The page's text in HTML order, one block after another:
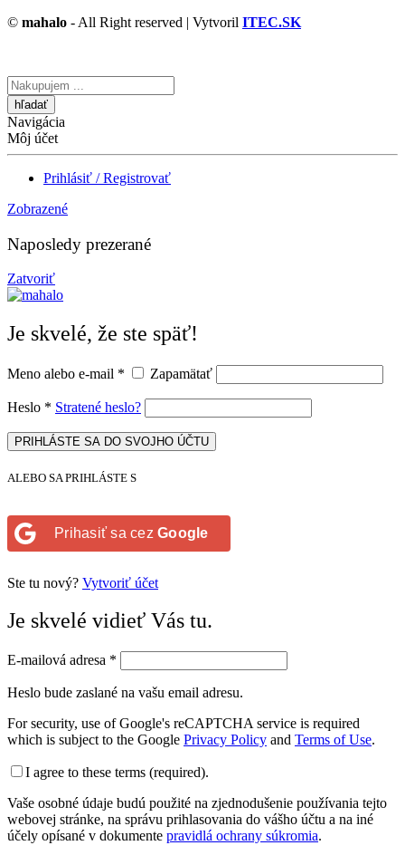
© mahalo - All Right reserved | Vytvoril ITEC.SK
Vyhľadávanie
tu
Navigácia
Môj účet
Prihlásiť / Registrovať
Zobrazené
Naposledy prezerané
Zatvoriť
Je skvelé, že ste späť!
Meno alebo e-mail * Zapamätať
Heslo * Stratené heslo?
PRIHLÁSTE SA DO SVOJHO ÚČTU
ALEBO SA PRIHLÁSTE S
Prihasiť sa cez Google
Ste tu nový? Vytvoriť účet
Je skvelé vidieť Vás tu.
E-mailová adresa *
Heslo bude zaslané na vašu email adresu.
For security, use of Google's reCAPTCHA service is required
which is subject to the Google Privacy Policy and Terms of Use.
I agree to these terms (required).
Vaše osobné údaje budú použité na zjednodušenie používania tejto
webovej stránke, na správu prihlasovania do vášho účtu a na iné
účely opísané v dokumente pravidlá ochrany súkromia.